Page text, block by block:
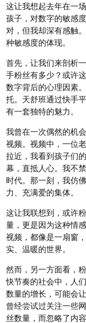
这让我想起去年在一
孩子，对数字的敏感
对，但我却深有感触
种敏感度的体现。
首先，让我们来剖析
手粉丝有多少？或许
数字背后的心理因素
托。天舒班通过快手
有一套独特的魅力。
我曾在一次偶然的机
视频。视频中，一位
拉近，我看到孩子们
幕，直抵人心。我不
时代。那一刻，我仿
力、充满爱的集体。
这让我联想到，或许
量，更是因为这种情
视频，都像是一扇窗
实、温暖的世界。
然而，另一方面看，
快节奏的社会中，人
数量的增长，可能会
曾经尝试过关注一些
丝数量，而忽略了内